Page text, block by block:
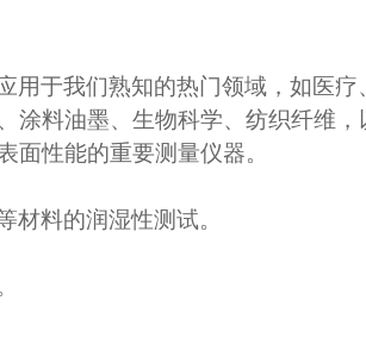
用于我们熟知的热门领域，如医
涂料油墨、生物科学、纺织纤维
面性能的重要测量仪器。
材料的润湿性测试。